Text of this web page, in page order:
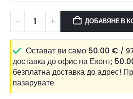
ДОБАВЯНЕ В
Остават ви само 50.00 € /
доставка до офис на Еконт;
безплатна доставка до адрес!
пазарувате